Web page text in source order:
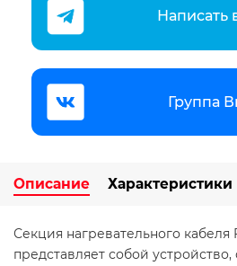
Написать
Группа
Описание Характеристики
Секция нагревательного кабеля
представляет собой